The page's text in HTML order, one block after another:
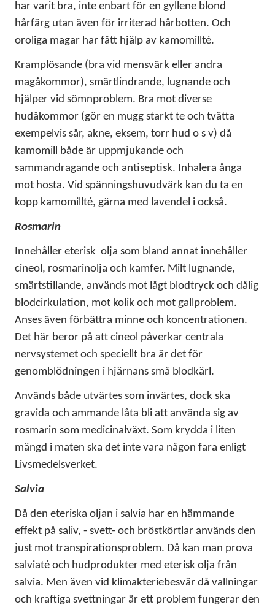
har varit bra, inte enbart för en gyllene blond
hårfärg utan även för irriterad hårbotten. Och
oroliga magar har fått hjälp av kamomillté.
Kramplösande (bra vid mensvärk eller andra
magåkommor), smärtlindrande, lugnande och
hjälper vid sömnproblem. Bra mot diverse
hudåkommor (gör en mugg starkt te och tvätta
exempelvis sår, akne, eksem, torr hud o s v) då
kamomill både är uppmjukande och
sammandragande och antiseptisk. Inhalera ånga
mot hosta. Vid spänningshuvudvärk kan du ta en
kopp kamomillté, gärna med lavendel i också.
Rosmarin
Innehåller eterisk olja som bland annat innehåller
cineol, rosmarinolja och kamfer. Milt lugnande,
smärtstillande, används mot lågt blodtryck och dålig
blodcirkulation, mot kolik och mot gallproblem.
Anses även förbättra minne och koncentrationen.
Det här beror på att cineol påverkar centrala
nervsystemet och speciellt bra är det för
genomblödningen i hjärnans små blodkärl.
Används både utvärtes som invärtes, dock ska
gravida och ammande låta bli att använda sig av
rosmarin som medicinalväxt. Som krydda i liten
mängd i maten ska det inte vara någon fara enligt
Livsmedelsverket.
Salvia
Då den eteriska oljan i salvia har en hämmande
effekt på saliv, - svett- och bröstkörtlar används den
just mot transpirationsproblem. Då kan man prova
salviaté och hudprodukter med eterisk olja från
salvia. Men även vid klimakteriebesvär då vallningar
och kraftiga svettningar är ett problem fungerar den